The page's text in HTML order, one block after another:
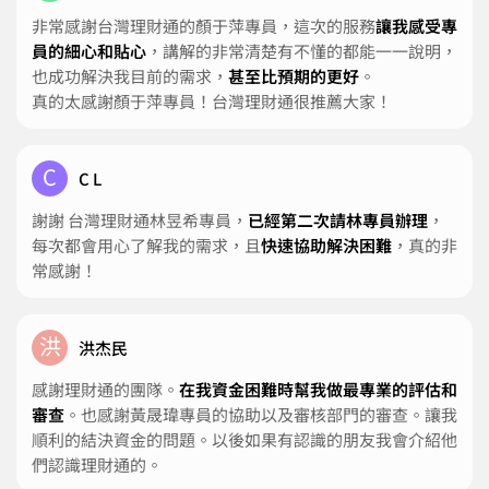
非常感謝台灣理財通的顏于萍專員，這次的服務讓我感受專
員的細心和貼心 ，講解的非常清楚有不懂的都能一一說明，
也成功解決我目前的需求， 甚至比預期的更好 。
真的太感謝顏于萍專員！台灣理財通很推薦大家！
C
C L
謝謝 台灣理財通林昱希專員， 已經第二次請林專員辦理 ，
每次都會用心了解我的需求，且快速協助解決困難 ，真的非
常感謝！
洪
洪杰民
感謝理財通的團隊。 在我資金困難時幫我做最專業的評估和
審查 。也感謝黃晟瑋專員的協助以及審核部門的審查。讓我
順利的結決資金的問題。以後如果有認識的朋友我會介紹他
們認識理財通的。